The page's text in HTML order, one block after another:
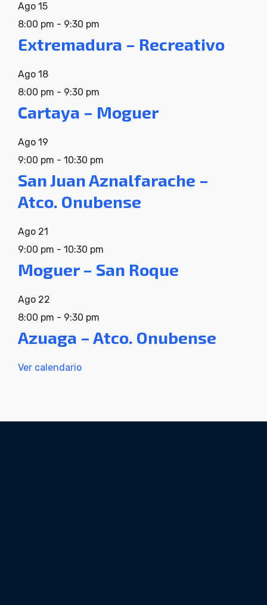
Ago 15
8:00 pm - 9:30 pm
Extremadura – Recreativo
Ago 18
8:00 pm - 9:30 pm
Cartaya – Moguer
Ago 19
9:00 pm - 10:30 pm
San Juan Aznalfarache –
Atco. Onubense
Ago 21
9:00 pm - 10:30 pm
Moguer – San Roque
Ago 22
8:00 pm - 9:30 pm
Azuaga – Atco. Onubense
Ver calendario